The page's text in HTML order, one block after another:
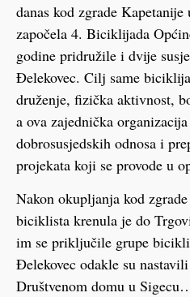
danas kod zgrade
započela 4. Biciklijada
godine pridružile i dvije
Đelekovec. Cilj same
druženje, fizička aktivnost,
a ova zajednička
dobrosusjedskih odnosa i
projekata koji se provode u
Nakon okupljanja kod
biciklista krenula je do
im se priključile grupe
Đelekovec odakle su
Društvenom domu u